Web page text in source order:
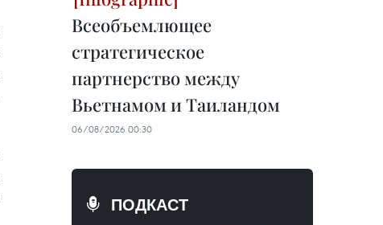
Всеобъемлющее
стратегическое
партнерство между
Вьетнамом и Таиландом
06/08/2026 00:30
ПОДКАСТ